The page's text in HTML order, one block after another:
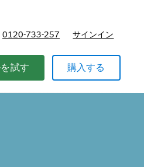
0120-733-257 サインイン
試す 購入する